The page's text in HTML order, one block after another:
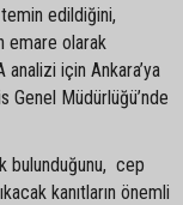
edildiğini,
emare olarak
analizi için Ankara’ya
Müdürlüğü’nde
bulunduğunu, cep
kanıtların önemli